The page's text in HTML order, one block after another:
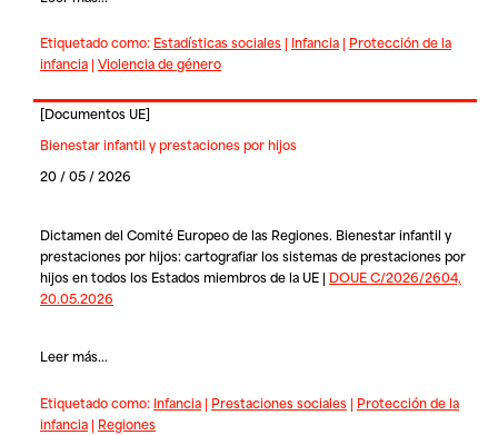
Etiquetado como: Estadísticas sociales| Infancia| Protección de la
infancia| Violencia de género
[Documentos UE]
Bienestar infantil y prestaciones por hijos
20 / 05 / 2026
Dictamen del Comité Europeo de las Regiones. Bienestar infantil y
prestaciones por hijos: cartografiar los sistemas de prestaciones por
hijos en todos los Estados miembros de la UE | DOUE C/2026/2604,
20.05.2026
Leer más...
Etiquetado como: Infancia| Prestaciones sociales| Protección de la
infancia| Regiones